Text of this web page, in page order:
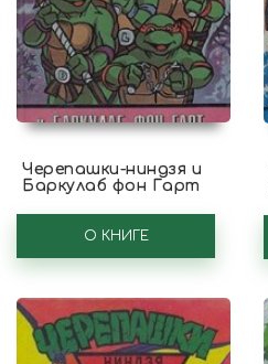
Черепашки-ниндзя и
Баркулаб фон Гарт
О КНИГЕ